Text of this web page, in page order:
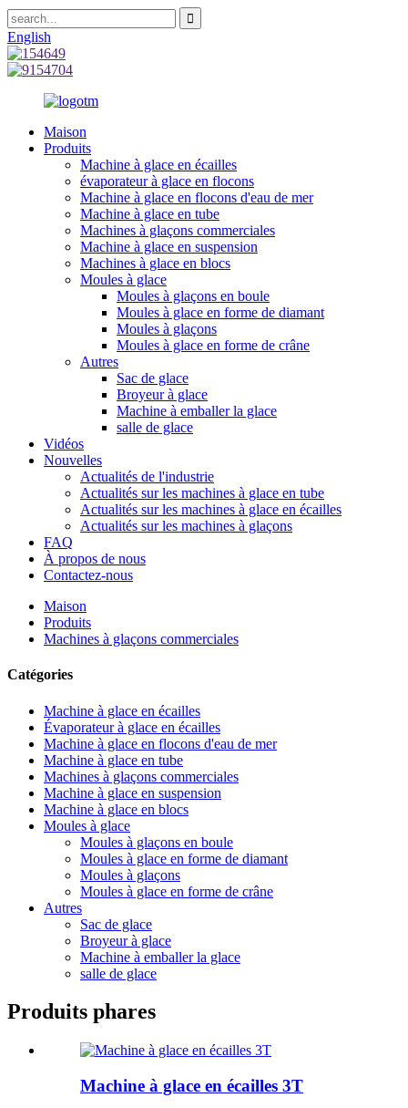
English
Maison
Produits
Machine à glace en écailles
évaporateur à glace en flocons
Machine à glace en flocons d'eau de mer
Machine à glace en tube
Machines à glaçons commerciales
Machine à glace en suspension
Machines à glace en blocs
Moules à glace
Moules à glaçons en boule
Moules à glace en forme de diamant
Moules à glaçons
Moules à glace en forme de crâne
Autres
Sac de glace
Broyeur à glace
Machine à emballer la glace
salle de glace
Vidéos
Nouvelles
Actualités de l'industrie
Actualités sur les machines à glace en tube
Actualités sur les machines à glace en écailles
Actualités sur les machines à glaçons
FAQ
À propos de nous
Contactez-nous
Maison
Produits
Machines à glaçons commerciales
Catégories
Machine à glace en écailles
Évaporateur à glace en écailles
Machine à glace en flocons d'eau de mer
Machine à glace en tube
Machines à glaçons commerciales
Machine à glace en suspension
Machine à glace en blocs
Moules à glace
Moules à glaçons en boule
Moules à glace en forme de diamant
Moules à glaçons
Moules à glace en forme de crâne
Autres
Sac de glace
Broyeur à glace
Machine à emballer la glace
salle de glace
Produits phares
Machine à glace en écailles 3T